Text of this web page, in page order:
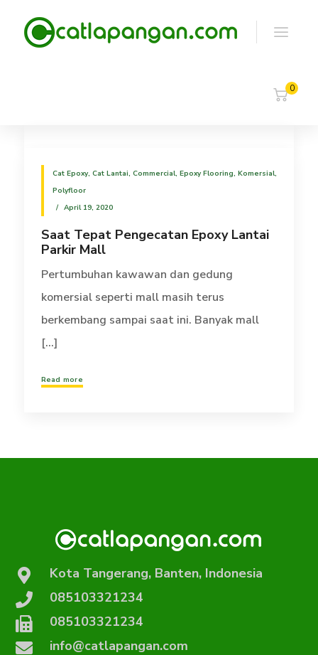
0
Cat Epoxy, Cat Lantai, Commercial, Epoxy Flooring, Komersial,
Polyfloor
April 19, 2020
Saat Tepat Pengecatan Epoxy Lantai
Parkir Mall
Pertumbuhan kawawan dan gedung
komersial seperti mall masih terus
berkembang sampai saat ini. Banyak mall
[...]
Read more
Kota Tangerang, Banten, Indonesia
085103321234
085103321234
info@catlapangan.com